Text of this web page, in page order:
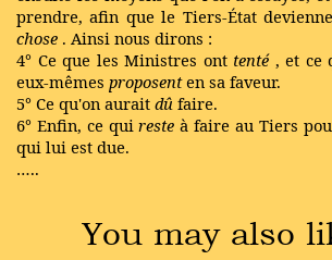
prendre, afin que le Tiers-État
chose . Ainsi nous dirons :
4° Ce que les Ministres ont tenté , et ce
eux-mêmes proposent en sa faveur.
5° Ce qu'on aurait dû faire.
6° Enfin, ce quireste à faire au Tiers
qui lui est due.
…..
You may also